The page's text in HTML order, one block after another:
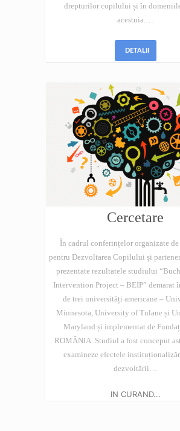
drepturilor copilului și în
acestuia.…
DETALII
Cercetare
În cadrul conferințelor organizate
pentru Dezvoltarea Copilului și
prezentate rezultatele studiului
Intervention Project – BEIP” demarat
de trei universități americane –
Minnesota, University of Tulane și
Maryland și implementat de
ROMÂNIA. Studiul a fost conceput
examineze efectele
dezvoltării…
IN CURAND...